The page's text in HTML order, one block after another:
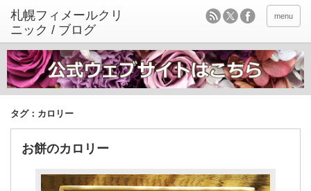
menu
タグ：カロリー
お餅のカロリー